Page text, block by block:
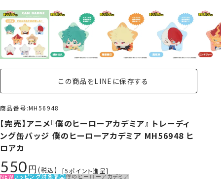
この商品をLINEに保存する
商品番号 MH56948
【完売】アニメ『僕のヒーローアカデミア』 トレーディ
ング缶バッジ 僕のヒーローアカデミア MH56948 ヒ
ロアカ
550 税込 [5ポイント進呈]
NEWラッピング対象商品僕のヒーローアカデミア